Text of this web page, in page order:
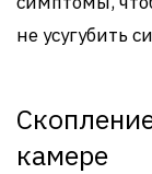
не усугубить
камере